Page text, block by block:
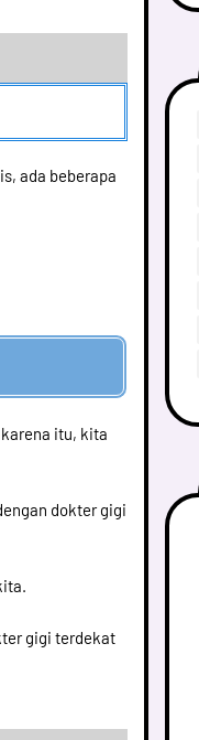
ada beberapa
itu, kita
dokter gigi
gigi terdekat